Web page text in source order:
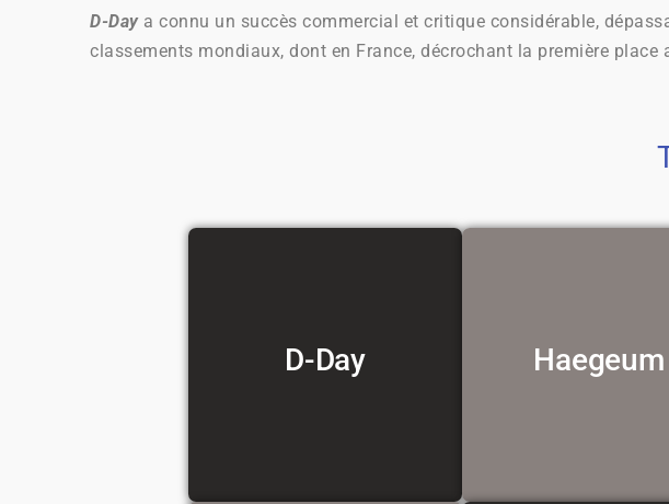
D-Daya connu un succès commercial et critique considérable,
classements mondiaux, dont en France, décrochant la première place
D-Day
Voir la traduction Haegeum
Voir la traduction